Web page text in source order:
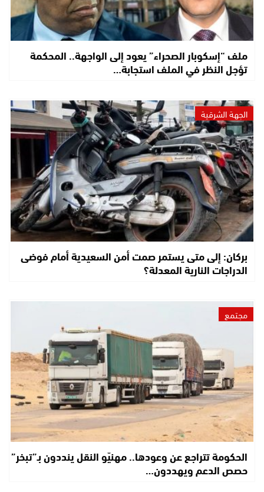
ملف “إسكوبار الصحراء” يعود إلى الواجهة.. المحكمة
تؤجل النظر في الملف استجابة…
الجهة الشرقية
بركان: إلى متى يستمر صمت أمن السعيدية أمام فوضى
الدراجات النارية المعدلة؟
مجتمع
الحكومة تتراجع عن وعودها.. مهنيّو النقل ينددون بـ”تبخر”
حصص الدعم ويهددون…